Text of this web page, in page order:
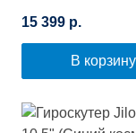
(Синее пламя)
15 399 р.
В корзину